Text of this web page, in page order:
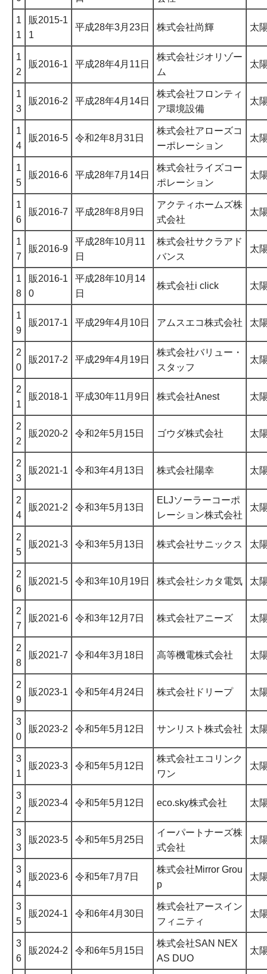
1
1
販2015-1
1
平成28年3月23日 株式会社尚輝 太
1
2
販2016-1 平成28年4月11日
株式会社ジオリゾー
ム
太
1
3
販2016-2 平成28年4月14日
株式会社フロンティ
ア環境設備
太
1
4
販2016-5 令和2年8月31日
株式会社アローズコ
ーポレーション
太
1
5
販2016-6 平成28年7月14日
株式会社ライズコー
ポレーション
太
1
6
販2016-7 平成28年8月9日
アクティホームズ株
式会社
太
1
7
販2016-9
平成28年10月11
日
株式会社サクラアド
バンス
太
1
8
販2016-1
0
平成28年10月14
日
株式会社i click 太
1
9
販2017-1 平成29年4月10日 アムスエコ株式会社 太
2
0
販2017-2 平成29年4月19日
株式会社バリュー・
スタッフ
太
2
1
販2018-1 平成30年11月9日 株式会社Anest 太
2
2
販2020-2 令和2年5月15日 ゴウダ株式会社 太
2
3
販2021-1 令和3年4月13日 株式会社陽幸 太
2
4
販2021-2 令和3年5月13日
ELJソーラーコーポ
レーション株式会社
太
2
5
販2021-3 令和3年5月13日 株式会社サニックス 太
2
6
販2021-5 令和3年10月19日 株式会社シカタ電気 太
2
7
販2021-6 令和3年12月7日 株式会社アニーズ 太
2
8
販2021-7 令和4年3月18日 高等機電株式会社 太
2
9
販2023-1 令和5年4月24日 株式会社ドリープ 太
3
0
販2023-2 令和5年5月12日 サンリスト株式会社 太
3
1
販2023-3 令和5年5月12日
株式会社エコリンク
ワン
太
3
2
販2023-4 令和5年5月12日 eco.sky株式会社 太
3
3
販2023-5 令和5年5月25日
イーパートナーズ株
式会社
太
3
4
販2023-6 令和5年7月7日
株式会社Mirror Grou
p
太
3
5
販2024-1 令和6年4月30日
株式会社アースイン
フィニティ
太
3
6
販2024-2 令和6年5月15日
株式会社SAN NEX
AS DUO
太